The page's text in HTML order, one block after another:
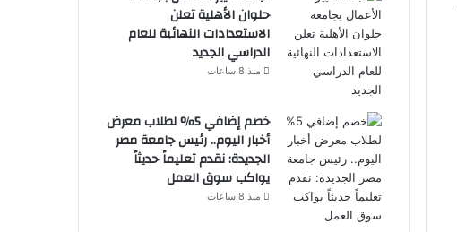
حلوان الأهلية تعلن
الاستعدادات النهائية للعام
الدراسي الجديد
منذ 8 ساعات
خصم إضافي 5% لطلاب معرض
أخبار اليوم.. رئيس جامعة مصر
الجديدة: نقدم تعليماً حديثاً
يواكب سوق العمل
منذ 8 ساعات